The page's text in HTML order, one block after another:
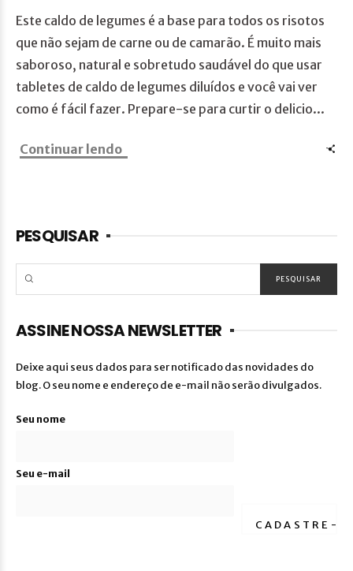
Este caldo de legumes é a base para todos os risotos
que não sejam de carne ou de camarão. É muito mais
saboroso, natural e sobretudo saudável do que usar
tabletes de caldo de legumes diluídos e você vai ver
como é fácil fazer. Prepare-se para curtir o delicio...
Continuar lendo
PESQUISAR
ASSINE NOSSA NEWSLETTER
Deixe aqui seus dados para ser notificado das novidades do
blog. O seu nome e endereço de e-mail não serão divulgados.
Seu nome
Seu e-mail